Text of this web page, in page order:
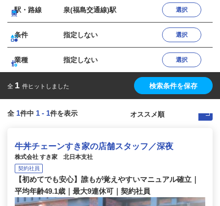
駅・路線 泉(福島交通線)駅 選択
条件 指定しない 選択
業種 指定しない 選択
全 1 件ヒットしました 検索条件を保存
全 1件中 1 - 1件を表示
牛丼チェーンすき家の店舗スタッフ／深夜
株式会社 すき家 北日本支社
契約社員
【初めてでも安心】誰もが覚えやすいマニュアル確立｜
平均年齢49.1歳｜最大9連休可｜契約社員